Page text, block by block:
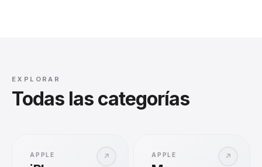
EXPLORAR
Todas las categorías
↗
APPLE ↗
APPLE